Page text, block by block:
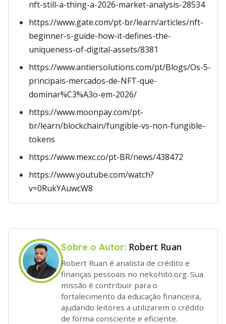
nft-still-a-thing-a-2026-market-analysis-28534
https://www.gate.com/pt-br/learn/articles/nft-
beginner-s-guide-how-it-defines-the-
uniqueness-of-digital-assets/8381
https://www.antiersolutions.com/pt/Blogs/Os-5-
principais-mercados-de-NFT-que-
dominar%C3%A3o-em-2026/
https://www.moonpay.com/pt-
br/learn/blockchain/fungible-vs-non-fungible-
tokens
https://www.mexc.co/pt-BR/news/438472
https://www.youtube.com/watch?
v=0RukYAuwcW8
Sobre o Autor: Robert Ruan
Robert Ruan é analista de crédito e
finanças pessoais no nekohito.org. Sua
missão é contribuir para o
fortalecimento da educação financeira,
ajudando leitores a utilizarem o crédito
de forma consciente e eficiente.